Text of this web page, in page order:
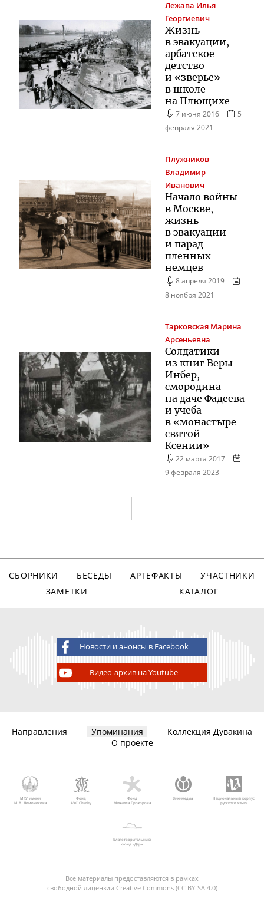
Лежава Илья
Георгиевич
Жизнь
в эвакуации,
арбатское
детство
и «зверье»
в школе
на Плющихе
7 июня 2016
5
февраля 2021
Плужников
Владимир
Иванович
Начало войны
в Москве,
жизнь
в эвакуации
и парад
пленных
немцев
8 апреля 2019
8 ноября 2021
Тарковская Марина
Арсеньевна
Солдатики
из книг Веры
Инбер,
смородина
на даче Фадеева
и учеба
в «монастыре
святой
Ксении»
22 марта 2017
9 февраля 2023
СБОРНИКИ БЕСЕДЫ АРТЕФАКТЫ
УЧАСТНИКИ
ЗАМЕТКИ
КАТАЛОГ
Новости и анонсы в Facebook
Видео-архив на Youtube
Направления Упоминания
Коллекция Дувакина
О проекте
МГУ имени
М.В. Ломоносова
Фонд
AVC Charity
Фонд
Михаила Прохорова
Викимедиа
Национальный корпус
русского языка
Благотворительный
фонд «Дар»
Все материалы предоставляются в рамках
свободной лицензии Creative Commons (CC BY-SA 4.0)